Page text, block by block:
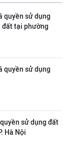
quyền sử dụng
đất tại phường
quyền sử dụng
sử dụng đất
Hà Nội